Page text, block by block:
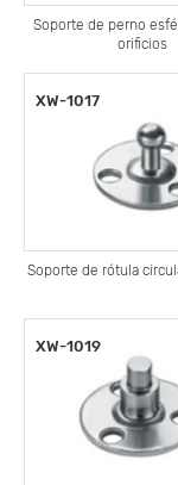
Soporte de perno
orificios
Soporte de rótula
XW-1017
XW-1019